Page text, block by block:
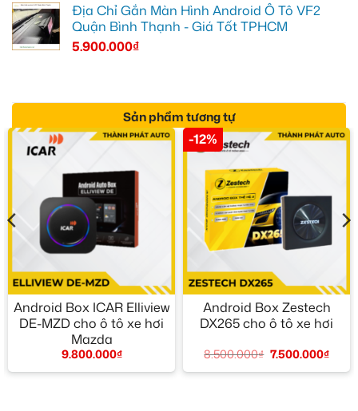
Địa Chỉ Gắn Màn Hình Android Ô Tô VF2
Quận Bình Thạnh - Giá Tốt TPHCM
5.900.000₫
Sản phẩm tương tự
Android Box ICAR Elliview
DE-MZD cho ô tô xe hơi
Mazda
9.800.000₫
-12%
Android Box Zestech
DX265 cho ô tô xe hơi
8.500.000₫ 7.500.000₫